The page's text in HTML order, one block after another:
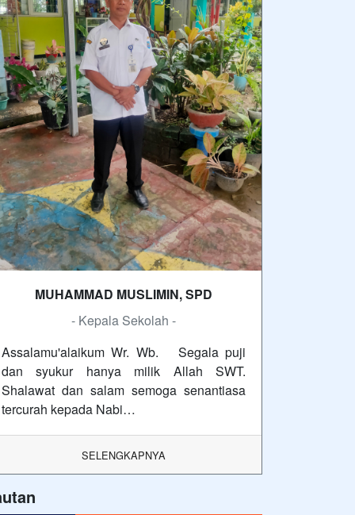
MUHAMMAD MUSLIMIN, SPD
- Kepala Sekolah -
Assalamu'alaikum Wr. Wb. Segala puji
dan syukur hanya milik Allah SWT.
Shalawat dan salam semoga senantiasa
tercurah kepada Nabi…
SELENGKAPNYA